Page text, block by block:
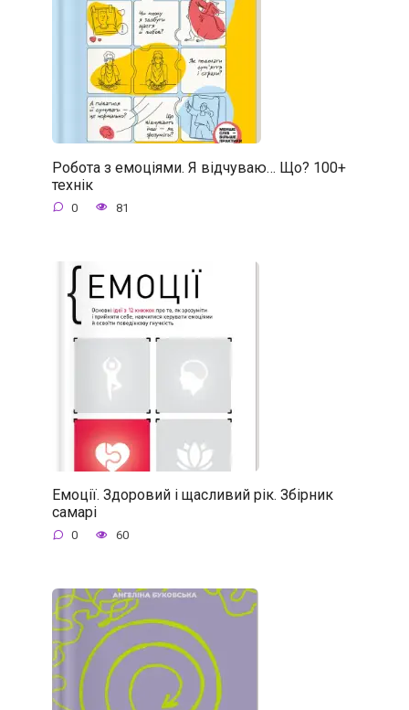
Робота з емоціями. Я відчуваю… Що? 100+
технік
0 81
Емоції. Здоровий і щасливий рік. Збірник
самарі
0 60